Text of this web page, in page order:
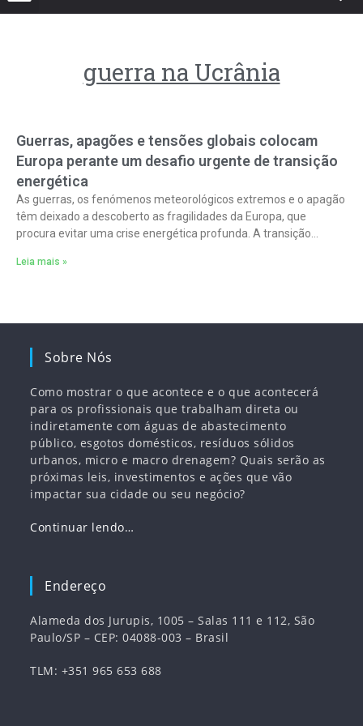
guerra na Ucrânia
Guerras, apagões e tensões globais colocam
Europa perante um desafio urgente de transição
energética
As guerras, os fenómenos meteorológicos extremos e o apagão
têm deixado a descoberto as fragilidades da Europa, que
procura evitar uma crise energética profunda. A transição
Leia mais »
Sobre Nós
Como mostrar o que acontece e o que acontecerá
para os profissionais que trabalham direta ou
indiretamente com águas de abastecimento
público, esgotos domésticos, resíduos sólidos
urbanos, micro e macro drenagem? Quais serão as
próximas leis, investimentos e ações que vão
impactar sua cidade ou seu negócio?
Continuar lendo…
Endereço
Alameda dos Jurupis, 1005 – Salas 111 e 112, São
Paulo/SP – CEP: 04088-003 – Brasil
TLM: +351 965 653 688